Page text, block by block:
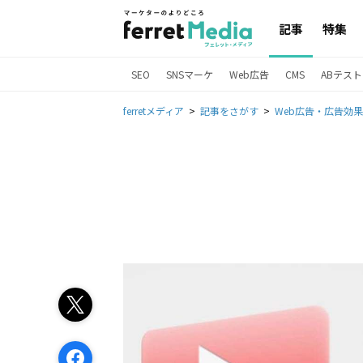
記事 特集
SEO SNSマーケ Web広告 CMS ABテス
ferretメディア 記事をさがす Web広告・広告効